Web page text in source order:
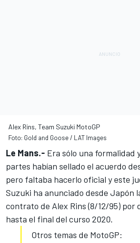
Alex Rins, Team Suzuki MotoGP
Foto: Gold and Goose / LAT Images
Le Mans.- Era sólo una formalidad
partes habían sellado el acuerdo
pero faltaba hacerlo oficial y este
Suzuki ha anunciado desde Japón
contrato de Alex Rins (8/12/95) por
hasta el final del curso 2020.
Otros temas de MotoGP: